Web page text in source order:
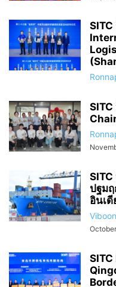
SITC
ปฐม
อินเดี